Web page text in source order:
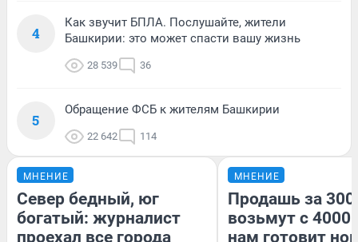
4
Как звучит БПЛА. Послушайте, жители
Башкирии: это может спасти вашу жизнь
28 539 36
5
Обращение ФСБ к жителям Башкирии
22 642 114
МНЕНИЕ
Север бедный, юг
богатый: журналист
проехал все города
МНЕНИЕ
Продашь за
возьмут с
нам готовит